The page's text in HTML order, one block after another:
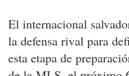
El internacional
la defensa rival para
esta etapa de